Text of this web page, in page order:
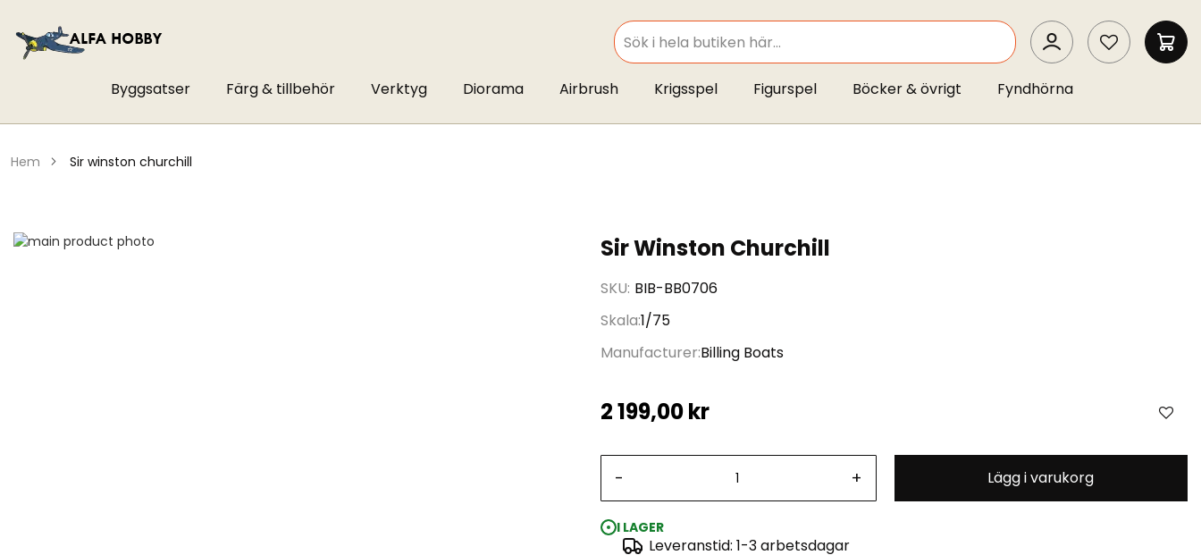
SEARCH
SEARCH
MIN
Byggsatser Färg & tillbehör Verktyg Diorama Airbrush Krigsspel Figurspel Böcker & övrigt Fyndhörna
hem sir winston churchill
Sir Winston Churchill
SKU BIB-BB0706
Skala1/75
Manufacturer Billing Boats
2 199,00 kr
- + Lägg i varukorg
I LAGER
Leveranstid: 1-3 arbetsdagar
Hoppa